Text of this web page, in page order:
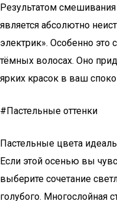
Результатом
является абсолютно
электрик». Особенно это
тёмных волосах. Оно
ярких красок в ваш
#Пастельные оттенки
Пастельные цвета
Если этой осенью вы
выберите сочетание
голубого. Многослойная